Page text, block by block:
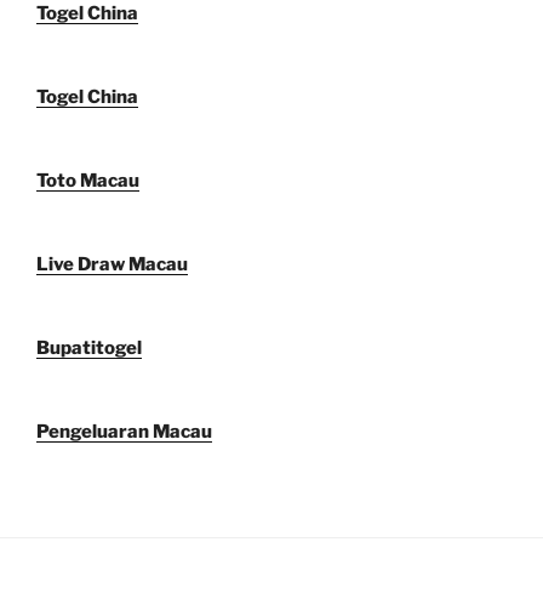
Togel China
Togel China
Toto Macau
Live Draw Macau
Bupatitogel
Pengeluaran Macau